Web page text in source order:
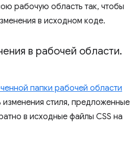
рабочую область так, чтобы
в исходном коде.
в рабочей области.
папки рабочей области
изменения стиля, предложенные
в исходные файлы CSS на